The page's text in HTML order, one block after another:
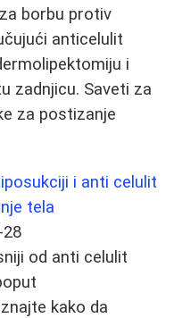
borbu protiv
anticelulit
i
zadnjicu. Saveti za
za postizanje
i anti celulit
tela
28
od anti celulit
kako da